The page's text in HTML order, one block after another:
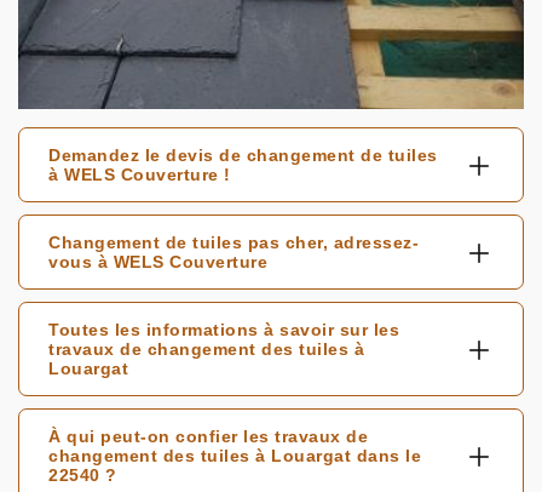
Demandez le devis de changement de tuiles
à WELS Couverture !
Changement de tuiles pas cher, adressez-
vous à WELS Couverture
Toutes les informations à savoir sur les
travaux de changement des tuiles à
Louargat
À qui peut-on confier les travaux de
changement des tuiles à Louargat dans le
22540 ?